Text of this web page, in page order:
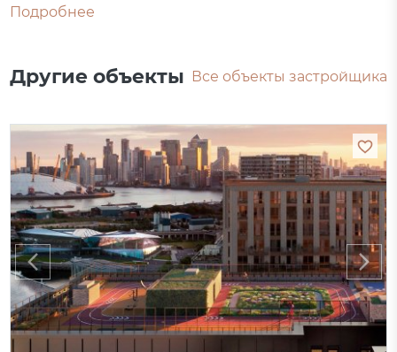
Подробнее
Другие объекты Все объекты застройщика